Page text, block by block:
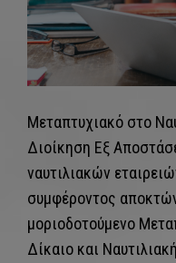
Μεταπτυχιακό στο
Διοίκηση Εξ
ναυτιλιακών
συμφέροντος
μοριοδοτούμενο
Δίκαιο και